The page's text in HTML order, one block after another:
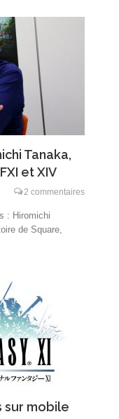
Tanaka,
et XIV
2 commentaires
: Hiromichi
de Square,
sur mobile